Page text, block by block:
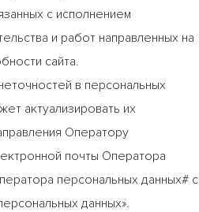
с исполнением
и работ направленных на
сайта.
в персональных
актуализировать их
Оператору
почты Оператора
персональных данных# с
данных».